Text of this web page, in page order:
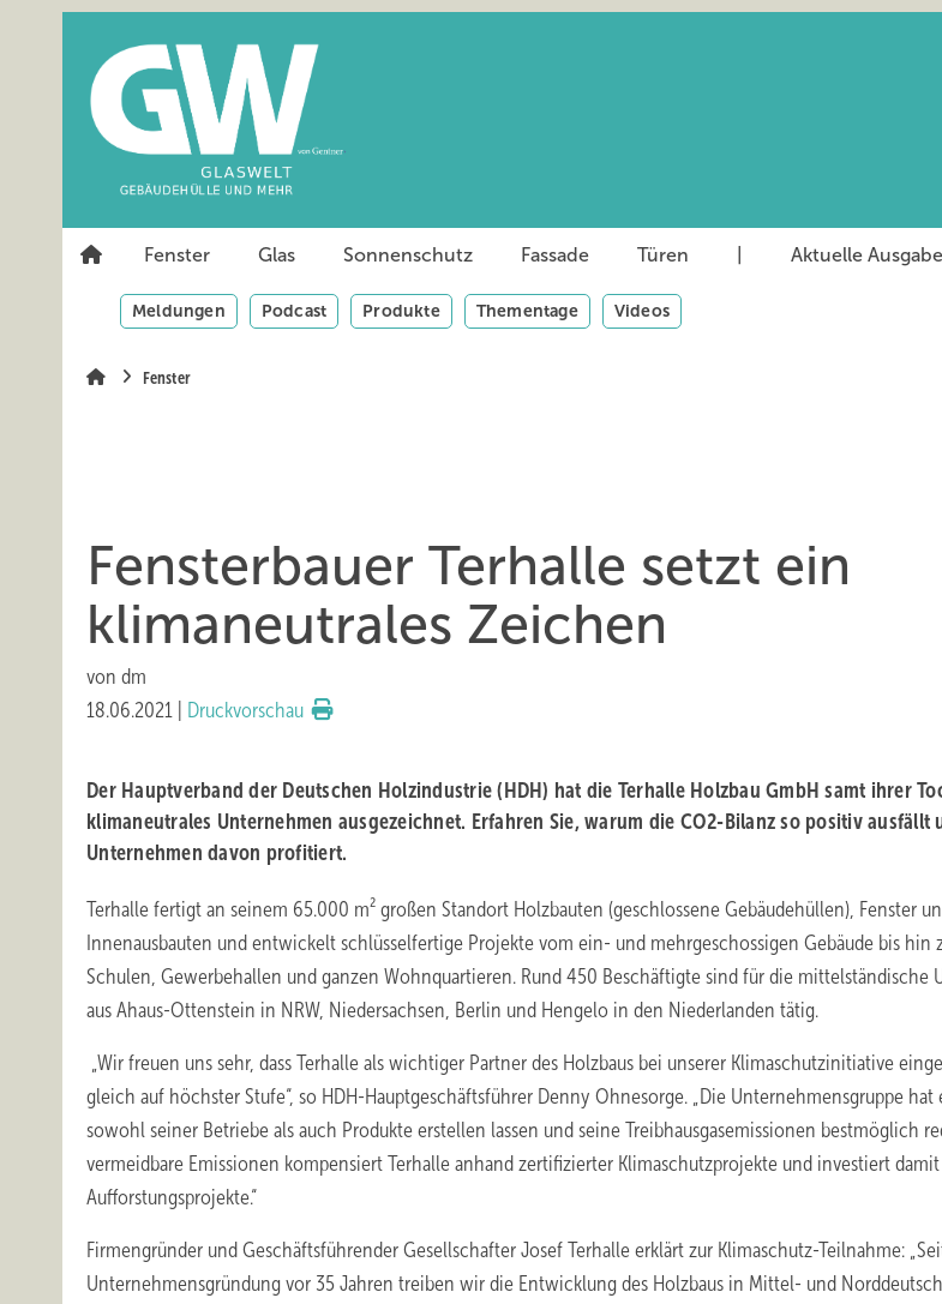
Fenster Glas Sonnenschutz Fassade Türen Aktuelle Ausgabe
Meldungen Podcast Produkte Thementage Videos
Fenster
Fensterbauer Terhalle setzt ein
klimaneutrales Zeichen
von dm
18.06.2021
Druckvorschau
Der Hauptverband der Deutschen Holzindustrie (HDH) hat die Terhalle Holzbau GmbH samt ihrer
klimaneutrales Unternehmen ausgezeichnet. Erfahren Sie, warum die CO2-Bilanz so positiv ausfällt
Unternehmen davon profitiert.
Terhalle fertigt an seinem 65.000 m² großen Standort Holzbauten (geschlossene Gebäudehüllen), Fenster
Innenausbauten und entwickelt schlüsselfertige Projekte vom ein- und mehrgeschossigen Gebäude bis hin
Schulen, Gewerbehallen und ganzen Wohnquartieren. Rund 450 Beschäftigte sind für die mittelständische
aus Ahaus-Ottenstein in NRW, Niedersachsen, Berlin und Hengelo in den Niederlanden tätig.
„Wir freuen uns sehr, dass Terhalle als wichtiger Partner des Holzbaus bei unserer Klimaschutzinitiative
gleich auf höchster Stufe“, so HDH-Hauptgeschäftsführer Denny Ohnesorge. „Die Unternehmensgruppe
sowohl seiner Betriebe als auch Produkte erstellen lassen und seine Treibhausgasemissionen bestmöglich
vermeidbare Emissionen kompensiert Terhalle anhand zertifizierter Klimaschutzprojekte und investiert
Aufforstungsprojekte.“
Firmengründer und Geschäftsführender Gesellschafter Josef Terhalle erklärt zur Klimaschutz-Teilnahme:
Unternehmensgründung vor 35 Jahren treiben wir die Entwicklung des Holzbaus in Mittel- und